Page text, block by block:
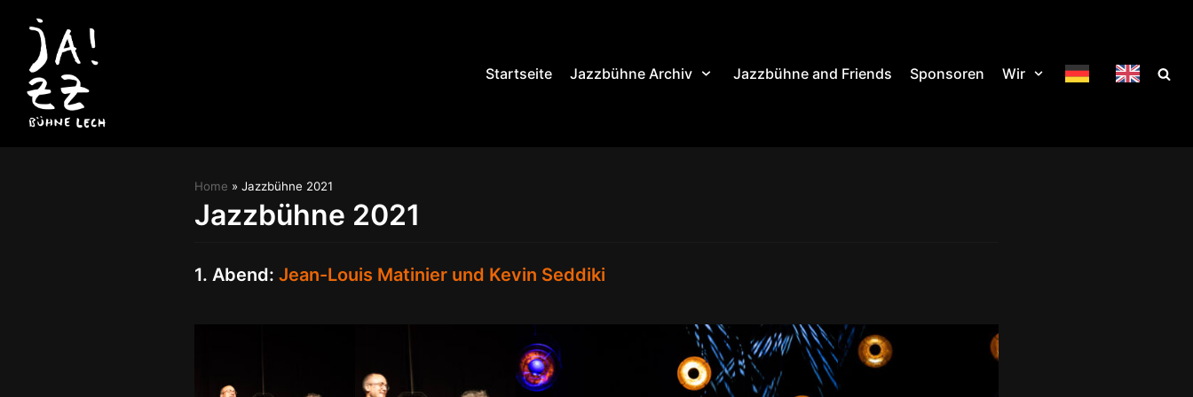
Zum
Inhalt
Startseite Jazzbühne Archiv Jazzbühne and Friends Sponsoren Wir
Home » Jazzbühne 2021
Jazzbühne 2021
1. Abend: Jean-Louis Matinier und Kevin Seddiki